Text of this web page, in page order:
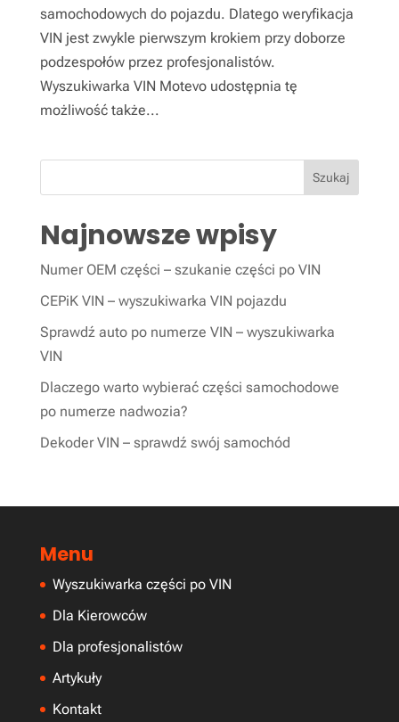
samochodowych do pojazdu. Dlatego weryfikacja
VIN jest zwykle pierwszym krokiem przy doborze
podzespołów przez profesjonalistów.
Wyszukiwarka VIN Motevo udostępnia tę
możliwość także...
Szukaj
Najnowsze wpisy
Numer OEM części – szukanie części po VIN
CEPiK VIN – wyszukiwarka VIN pojazdu
Sprawdź auto po numerze VIN – wyszukiwarka
VIN
Dlaczego warto wybierać części samochodowe
po numerze nadwozia?
Dekoder VIN – sprawdź swój samochód
Menu
Wyszukiwarka części po VIN
Dla Kierowców
Dla profesjonalistów
Artykuły
Kontakt